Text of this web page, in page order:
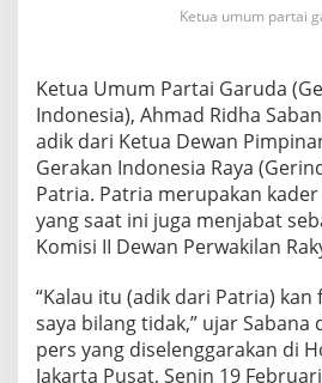
a
g
a
n
G
e
r
i
n
r
a
Ketua umum partai
Ketua Umum Partai Garuda
Indonesia), Ahmad Ridha
adik dari Ketua Dewan
Gerakan Indonesia Raya
Patria. Patria merupakan
yang saat ini juga menjabat
Komisi II Dewan Perwakilan
“Kalau itu (adik dari Patria)
saya bilang tidak,” ujar Sabana
pers yang diselenggarakan di
Jakarta Pusat, Senin 19